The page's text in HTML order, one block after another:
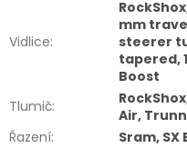
Vidlice:
mm
steerer
tapered,
Boost
Tlumič:
Air,
Řazení:
Sram, SX